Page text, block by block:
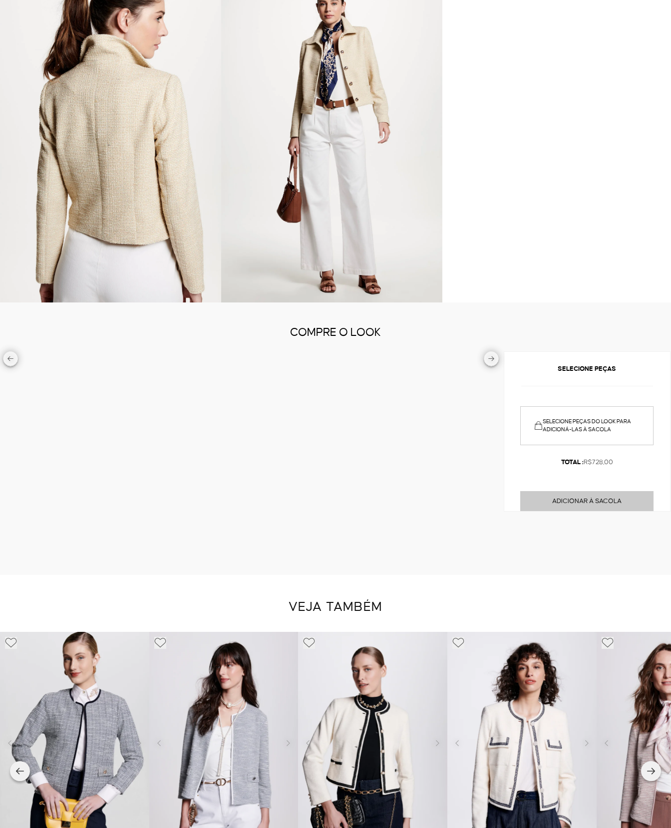
COMPRE O LOOK
SELECIONE PEÇAS
SELECIONE PEÇAS DO LOOK PARA
ADICIONÁ-LAS À SACOLA
TOTAL :R$728,00
ADICIONAR À SACOLA
VEJA TAMBÉM